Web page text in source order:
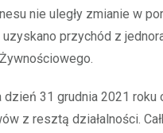
nie uległy zmianie w
przychód z
31 grudnia 2021 roku
z resztą działalności.